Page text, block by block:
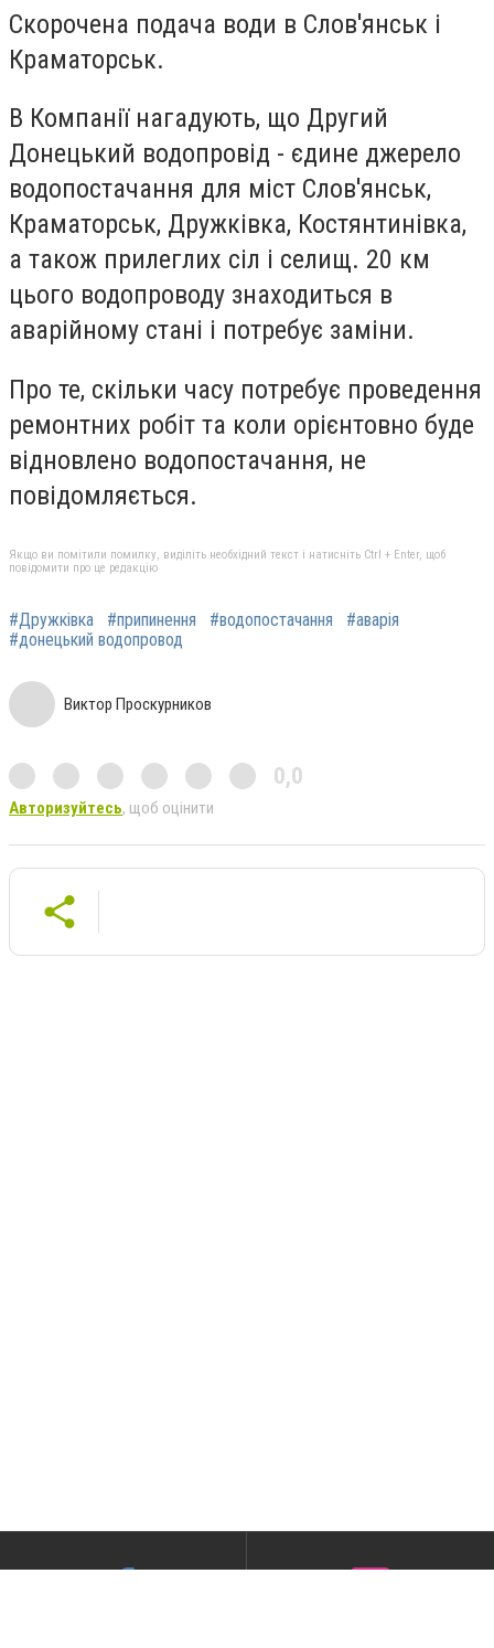
Скорочена подача води в Слов'янськ і
Краматорськ.
В Компанії нагадують, що Другий
Донецький водопровід - єдине джерело
водопостачання для міст Слов'янськ,
Краматорськ, Дружківка, Костянтинівка,
а також прилеглих сіл і селищ. 20 км
цього водопроводу знаходиться в
аварійному стані і потребує заміни.
Про те, скільки часу потребує проведення
ремонтних робіт та коли орієнтовно буде
відновлено водопостачання, не
повідомляється.
Якщо ви помітили помилку, виділіть необхідний текст і натисніть Ctrl + Enter, щоб
повідомити про це редакцію
#Дружківка #припинення #водопостачання
#аварія
#донецький водопровод
Виктор Проскурников
0,0
Авторизуйтесь, щоб оцінити